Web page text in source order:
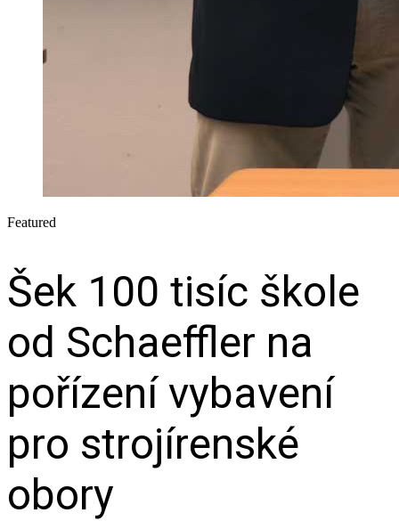
Featured
Šek 100 tisíc škole
od Schaeffler na
pořízení vybavení
pro strojírenské
obory